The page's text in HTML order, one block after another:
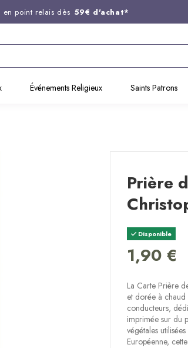
en point relais dès 59€ d'achat*
au
expédition le jour même !
Événements Religieux Saints Patrons
Prière
Disponible
1,90 €
La Carte Prière
et dorée à chaud
conducteurs,
imprimée sur du
végétales
Européenne,